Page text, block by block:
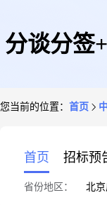
分谈分签
您当前的位置： 首页
首页 招标预
省份地区： 北京